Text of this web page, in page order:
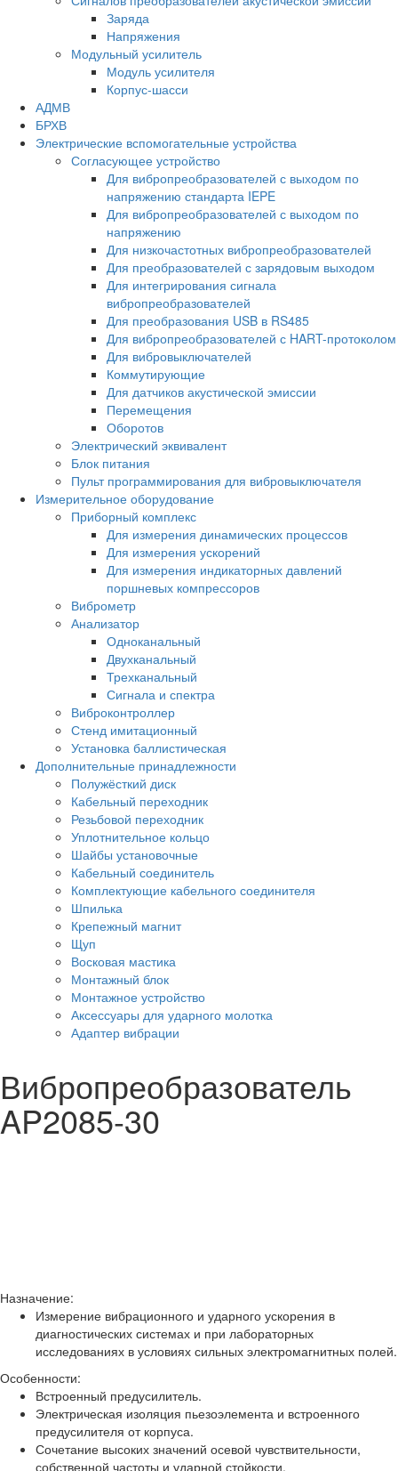
Заряда
Напряжения
Модульный усилитель
Модуль усилителя
Корпус-шасси
АДМВ
БРХВ
Электрические вспомогательные устройства
Согласующее устройство
Для вибропреобразователей с выходом по
напряжению стандарта IEPE
Для вибропреобразователей с выходом по
напряжению
Для низкочастотных вибропреобразователей
Для преобразователей с зарядовым выходом
Для интегрирования сигнала
вибропреобразователей
Для преобразования USB в RS485
Для вибропреобразователей с HART-протоколом
Для вибровыключателей
Коммутирующие
Для датчиков акустической эмиссии
Перемещения
Оборотов
Электрический эквивалент
Блок питания
Пульт программирования для вибровыключателя
Измерительное оборудование
Приборный комплекс
Для измерения динамических процессов
Для измерения ускорений
Для измерения индикаторных давлений
поршневых компрессоров
Виброметр
Анализатор
Одноканальный
Двухканальный
Трехканальный
Сигнала и спектра
Виброконтроллер
Стенд имитационный
Установка баллистическая
Дополнительные принадлежности
Полужёсткий диск
Кабельный переходник
Резьбовой переходник
Уплотнительное кольцо
Шайбы установочные
Кабельный соединитель
Комплектующие кабельного соединителя
Шпилька
Крепежный магнит
Щуп
Восковая мастика
Монтажный блок
Монтажное устройство
Аксессуары для ударного молотка
Адаптер вибрации
Вибропреобразователь
AP2085-30
Назначение:
Измерение вибрационного и ударного ускорения в
диагностических системах и при лабораторных
исследованиях в условиях сильных электромагнитных полей.
Особенности:
Встроенный предусилитель.
Электрическая изоляция пьезоэлемента и встроенного
предусилителя от корпуса.
Сочетание высоких значений осевой чувствительности,
собственной частоты и ударной стойкости.